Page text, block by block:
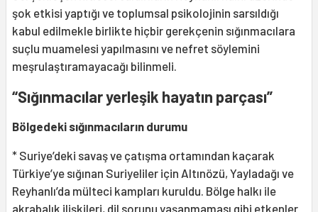
şok etkisi yaptığı ve toplumsal psikolojinin sarsıldığı
kabul edilmekle birlikte hiçbir gerekçenin sığınmacılara
suçlu muamelesi yapılmasını ve nefret söylemini
meşrulaştıramayacağı bilinmeli.
“Sığınmacılar yerleşik hayatın parçası”
Bölgedeki sığınmacıların durumu
* Suriye’deki savaş ve çatışma ortamından kaçarak
Türkiye’ye sığınan Suriyeliler için Altınözü, Yayladağı ve
Reyhanlı’da mülteci kampları kuruldu. Bölge halkı ile
akrabalık ilişkileri, dil sorunu yaşanmaması gibi etkenler